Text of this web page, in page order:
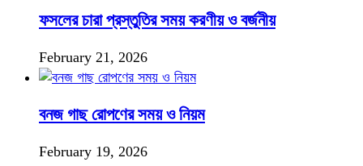
ফসলের চারা প্রস্তুতির সময় করণীয় ও বর্জনীয়
February 21, 2026
বনজ গাছ রোপণের সময় ও নিয়ম
February 19, 2026